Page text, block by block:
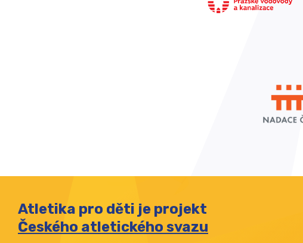
Atletika pro děti je projekt
Českého atletického svazu